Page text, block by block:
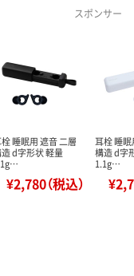
スポンサー
睡眠用 遮音 二層
d字形状 軽量
¥2,780（税込）
耳栓 睡
構造 d字
1.1g…